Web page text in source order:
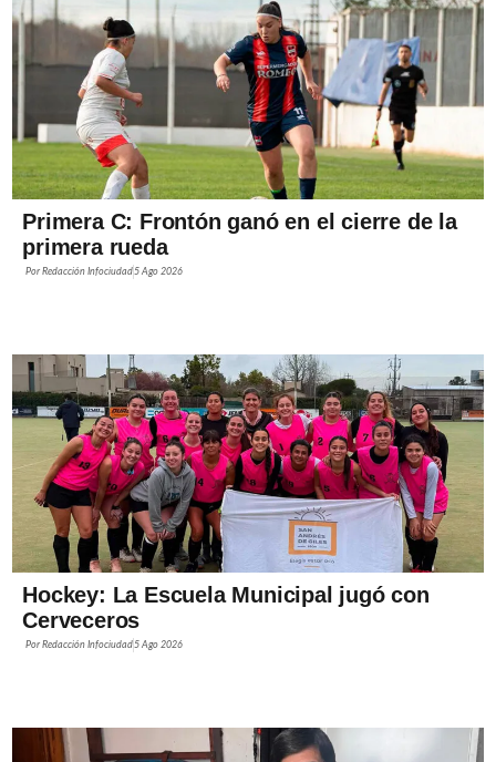
Primera C: Frontón ganó en el cierre de la
primera rueda
PorRedacción Infociudad5 Ago 2026
Hockey: La Escuela Municipal jugó con
Cerveceros
PorRedacción Infociudad5 Ago 2026